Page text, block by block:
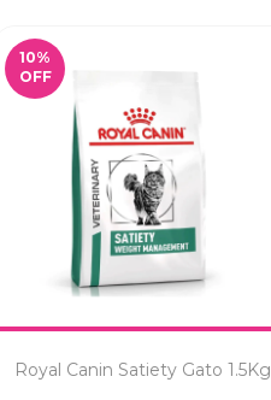
10%
OFF
Royal Canin Satiety Gato 1.5Kg